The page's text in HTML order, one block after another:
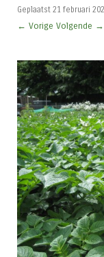
Geplaatst 21 februari
← Vorige Volgende →